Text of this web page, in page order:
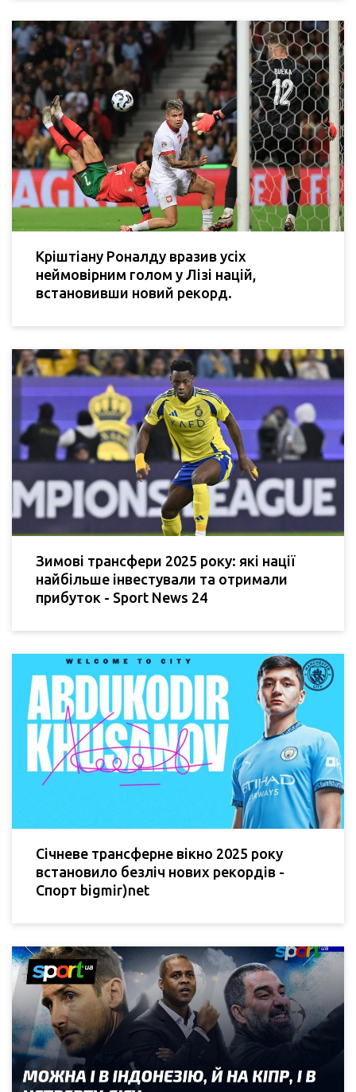
Кріштіану Роналду вразив усіх
неймовірним голом у Лізі націй,
встановивши новий рекорд.
Зимові трансфери 2025 року: які нації
найбільше інвестували та отримали
прибуток - Sport News 24
Січневе трансферне вікно 2025 року
встановило безліч нових рекордів -
Спорт bigmir)net